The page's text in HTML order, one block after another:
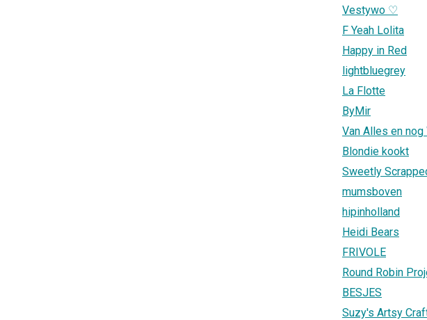
Vestywo ♡
F Yeah Lolita
Happy in Red
lightbluegrey
La Flotte
ByMir
Van Alles en nog
Blondie kookt
Sweetly
mumsboven
hipinholland
Heidi Bears
FRIVOLE
Round Robin
BESJES
Suzy's Artsy